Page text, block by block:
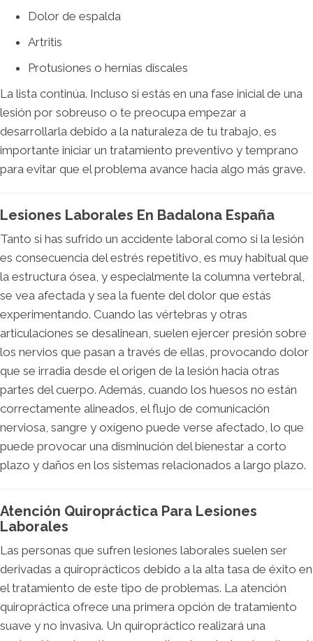
Dolor de espalda
Artritis
Protusiones o hernias discales
La lista continúa. Incluso si estás en una fase inicial de una
lesión por sobreuso o te preocupa empezar a
desarrollarla debido a la naturaleza de tu trabajo, es
importante iniciar un tratamiento preventivo y temprano
para evitar que el problema avance hacia algo más grave.
Lesiones Laborales En Badalona España
Tanto si has sufrido un accidente laboral como si la lesión
es consecuencia del estrés repetitivo, es muy habitual que
la estructura ósea, y especialmente la columna vertebral,
se vea afectada y sea la fuente del dolor que estás
experimentando. Cuando las vértebras y otras
articulaciones se desalinean, suelen ejercer presión sobre
los nervios que pasan a través de ellas, provocando dolor
que se irradia desde el origen de la lesión hacia otras
partes del cuerpo. Además, cuando los huesos no están
correctamente alineados, el flujo de comunicación
nerviosa, sangre y oxígeno puede verse afectado, lo que
puede provocar una disminución del bienestar a corto
plazo y daños en los sistemas relacionados a largo plazo.
Atención Quiropráctica Para Lesiones
Laborales
Las personas que sufren lesiones laborales suelen ser
derivadas a quiroprácticos debido a la alta tasa de éxito en
el tratamiento de este tipo de problemas. La atención
quiropráctica ofrece una primera opción de tratamiento
suave y no invasiva. Un quiropráctico realizará una